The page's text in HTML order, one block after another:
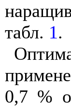
табл. 1.
0,7 %